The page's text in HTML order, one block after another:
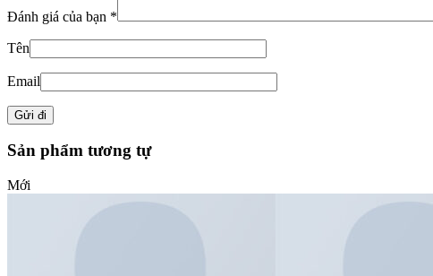
Đánh giá của bạn *
Tên
Email
Sản phẩm tương tự
Mới